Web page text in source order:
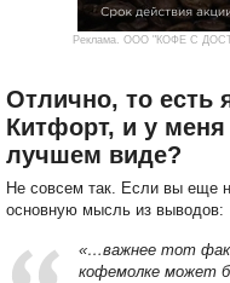
Реклама. ООО "КОФЕ С
Отлично, то есть
Китфорт, и у
лучшем виде?
Не совсем так. Если вы еще
основную мысль из выводов:
«…важнее тот
кофемолке может